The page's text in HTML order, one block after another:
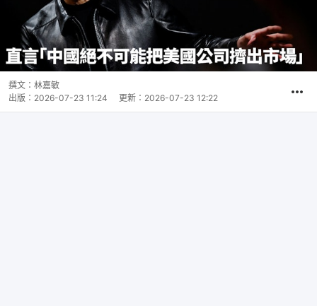
撰文： 林嘉敏
出版： 2026-07-23 11:24 更新： 2026-07-23 12:22